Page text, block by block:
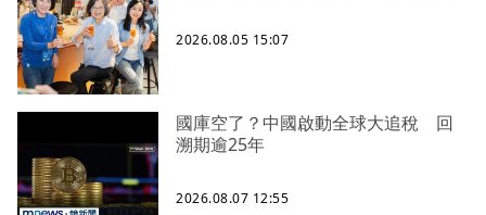
2026.08.05 15:07
國庫空了？中國啟動全球大追稅 回
溯期逾25年
2026.08.07 12:55